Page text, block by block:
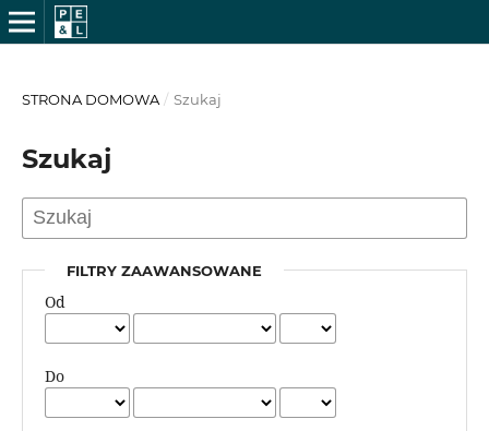
STRONA DOMOWA / Szukaj
Szukaj
FILTRY ZAAWANSOWANE
Od
Do